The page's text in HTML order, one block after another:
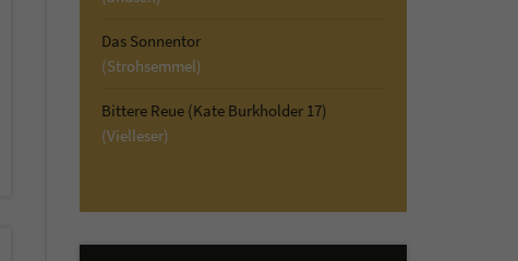
Das Sonnentor
(Strohsemmel)
Bittere Reue (Kate Burkholder 17)
(Vielleser)